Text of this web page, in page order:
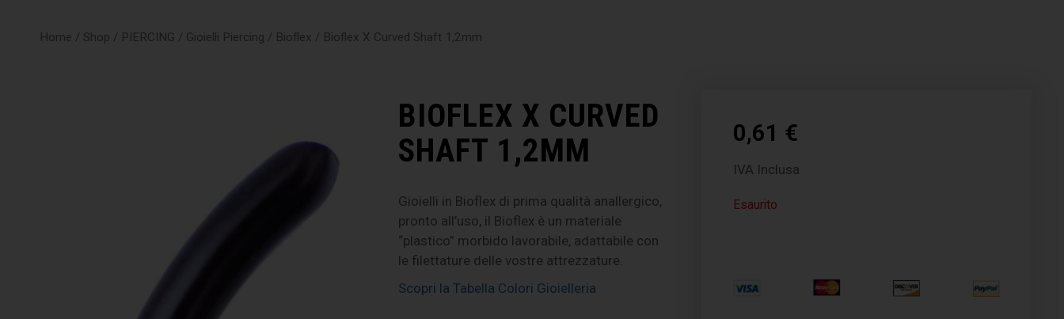
Home / Shop / PIERCING / Gioielli Piercing / Bioflex / Bioflex X Curved Shaft 1,2mm
BIOFLEX X CURVED
SHAFT 1,2MM
Gioielli in Bioflex di prima qualità anallergico,
pronto all’uso, il Bioflex è un materiale
“plastico” morbido lavorabile, adattabile con
le filettature delle vostre attrezzature.
Scopri la Tabella Colori Gioielleria
0,61 €
IVA Inclusa
Esaurito